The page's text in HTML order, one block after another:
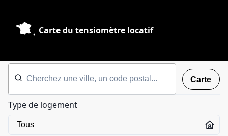
Carte du tensiomètre locatif
Carte
Type de logement